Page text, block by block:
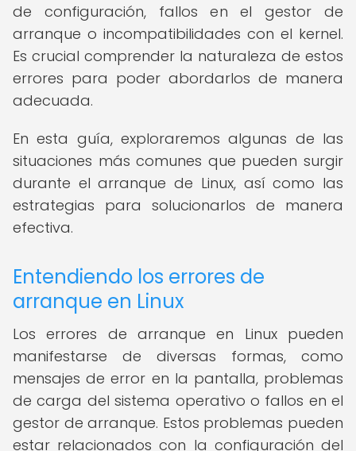
de configuración, fallos en el gestor de
arranque o incompatibilidades con el kernel.
Es crucial comprender la naturaleza de estos
errores para poder abordarlos de manera
adecuada.
En esta guía, exploraremos algunas de las
situaciones más comunes que pueden surgir
durante el arranque de Linux, así como las
estrategias para solucionarlos de manera
efectiva.
Entendiendo los errores de
arranque en Linux
Los errores de arranque en Linux pueden
manifestarse de diversas formas, como
mensajes de error en la pantalla, problemas
de carga del sistema operativo o fallos en el
gestor de arranque. Estos problemas pueden
estar relacionados con la configuración del